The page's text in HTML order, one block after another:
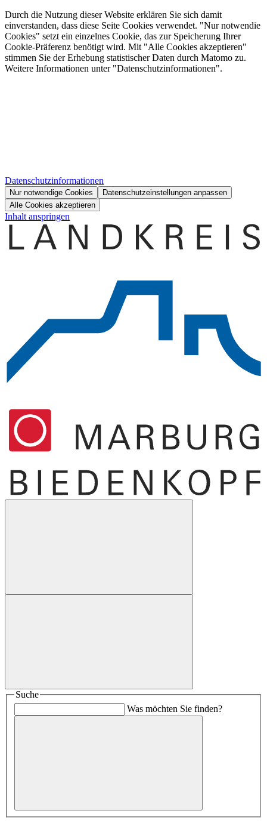
Durch die Nutzung dieser Website erklären Sie sich damit
einverstanden, dass diese Seite Cookies verwendet. "Nur notwendie
Cookies" setzt ein einzelnes Cookie, das zur Speicherung Ihrer
Cookie-Präferenz benötigt wird. Mit "Alle Cookies akzeptieren"
stimmen Sie der Erhebung statistischer Daten durch Matomo zu.
Weitere Informationen unter "Datenschutzinformationen".
Datenschutzinformationen
Nur notwendige Cookies
Datenschutzeinstellungen anpassen
Alle Cookies akzeptieren
Inhalt anspringen
Suche
Was möchten Sie finden?